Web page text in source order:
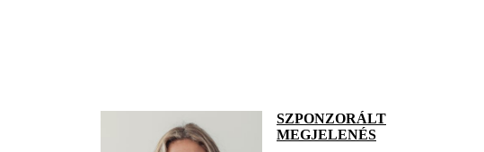
SZPONZORÁLT
MEGJELENÉS